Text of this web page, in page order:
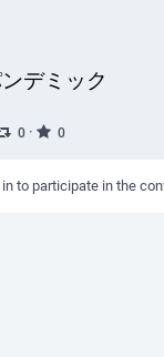
デミック
0 · 0
to participate in the